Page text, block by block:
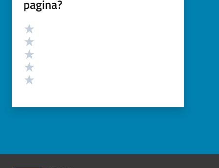
pagina?
Valutazione